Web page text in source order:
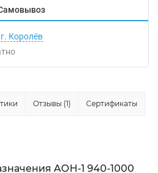
Королёв
Отзывы (1) Сертификаты
АОН-1 940-1000